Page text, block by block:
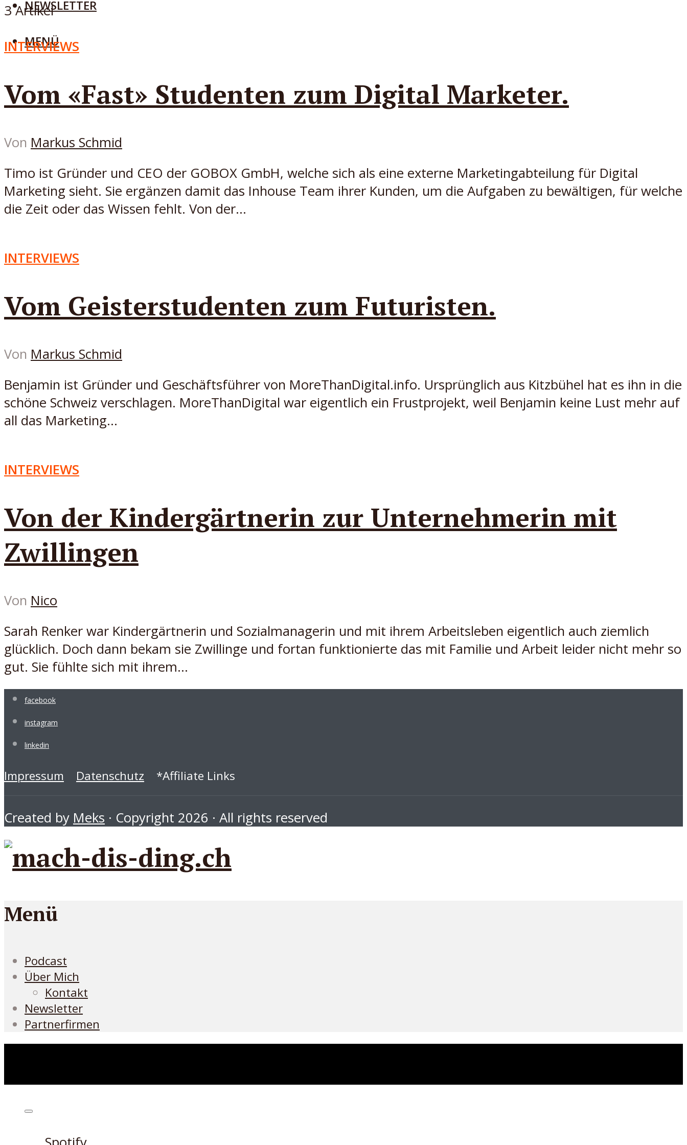
NEWSLETTER
MENÜ
3 Artikel
INTERVIEWS
Vom «Fast» Studenten zum Digital Marketer.
Von Markus Schmid
Timo ist Gründer und CEO der GOBOX GmbH, welche sich als eine externe Marketingabteilung für Digital
Marketing sieht. Sie ergänzen damit das Inhouse Team ihrer Kunden, um die Aufgaben zu bewältigen, für welche
die Zeit oder das Wissen fehlt. Von der...
INTERVIEWS
Vom Geisterstudenten zum Futuristen.
Von Markus Schmid
Benjamin ist Gründer und Geschäftsführer von MoreThanDigital.info. Ursprünglich aus Kitzbühel hat es ihn in die
schöne Schweiz verschlagen. MoreThanDigital war eigentlich ein Frustprojekt, weil Benjamin keine Lust mehr auf
all das Marketing...
INTERVIEWS
Von der Kindergärtnerin zur Unternehmerin mit
Zwillingen
Von Nico
Sarah Renker war Kindergärtnerin und Sozialmanagerin und mit ihrem Arbeitsleben eigentlich auch ziemlich
glücklich. Doch dann bekam sie Zwillinge und fortan funktionierte das mit Familie und Arbeit leider nicht mehr so
gut. Sie fühlte sich mit ihrem...
facebook
instagram
linkedin
Impressum Datenschutz *Affiliate Links
Created by Meks · Copyright 2026 · All rights reserved
Menü
Podcast
Über Mich
Kontakt
Newsletter
Partnerfirmen